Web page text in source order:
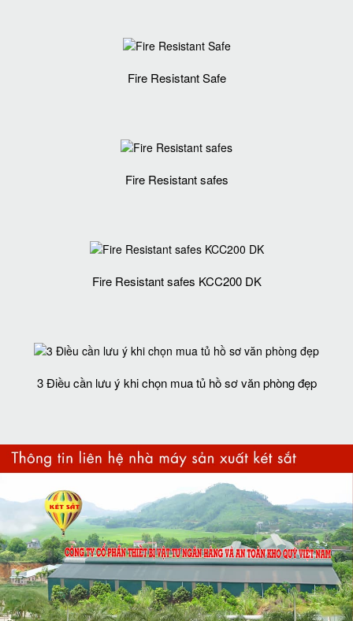
Fire Resistant Safe
Fire Resistant safes
Fire Resistant safes KCC200 DK
3 Điều cần lưu ý khi chọn mua tủ hồ sơ văn phòng đẹp